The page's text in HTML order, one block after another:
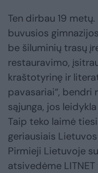
Ten dirbau 19
buvusios
be šiluminių trasų
restauravimo,
kraštotyrinę ir
pavasariai“, bendri
sąjunga, jos
Taip teko laimė
geriausiais
Pirmieji Lietuvoje
atsivedėme